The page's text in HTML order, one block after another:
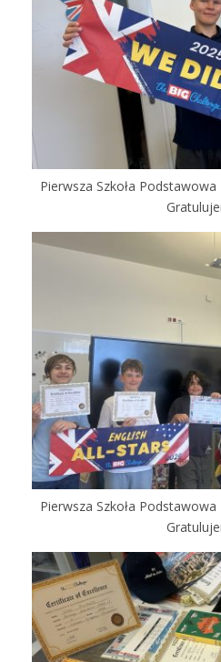
Pierwsza Szkoła
Pierwsza Szkoła